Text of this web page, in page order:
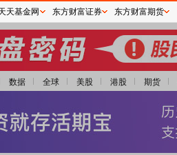
数据 全球 美股 港股 期货
天基金网 东方财富证券 东方财富期货